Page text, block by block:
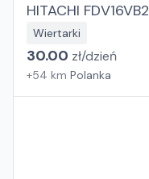
HITACHI FDV16VB2
Wiertarki
30.00 zł/dzień
+54 km Polanka